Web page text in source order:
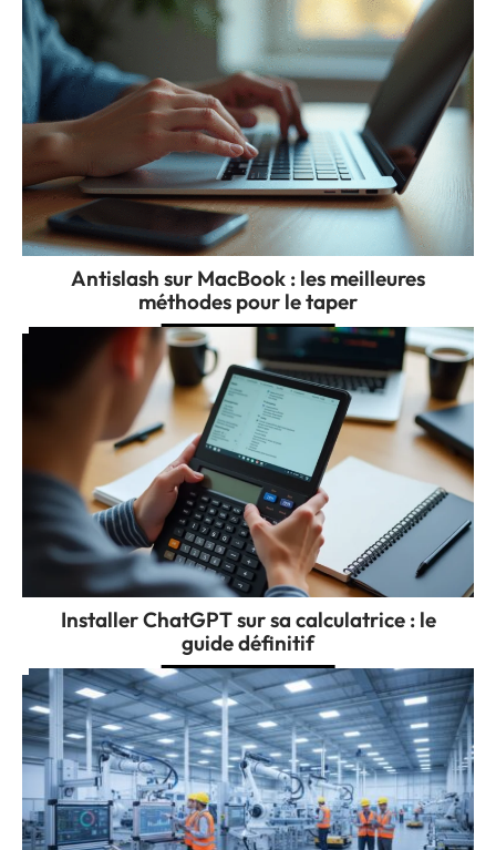
Antislash sur MacBook : les meilleures
méthodes pour le taper
Installer ChatGPT sur sa calculatrice : le
guide définitif